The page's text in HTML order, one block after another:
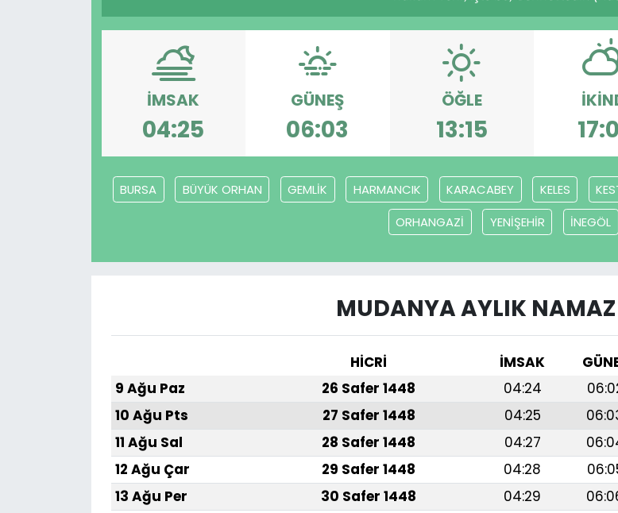
İMSAK
04:25
GÜNEŞ
06:03
ÖĞLE
13:15
BURSA BÜYÜK ORHAN GEMLİK HARMANCIK KARACABEY KELES
ORHANGAZİ
YENİŞEHİR İNEGÖL
MUDANYA AYLIK NAMAZ
HİCRİ İMSAK
9 Ağu Paz
26 Safer 1448 04:24
10 Ağu Pts
27 Safer 1448 04:25
11 Ağu Sal
28 Safer 1448 04:27
12 Ağu Çar
29 Safer 1448 04:28
13 Ağu Per
30 Safer 1448 04:29
Gündem
KKTC YEREL SEÇİM 2018